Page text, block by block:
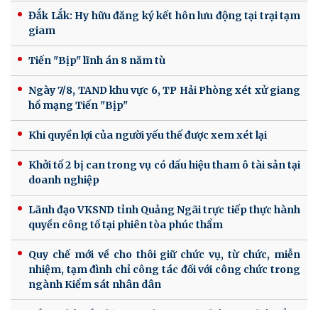
Đắk Lắk: Hy hữu đăng ký kết hôn lưu động tại trại tạm
giam
Tiến "Bịp" lĩnh án 8 năm tù
Ngày 7/8, TAND khu vực 6, TP Hải Phòng xét xử giang
hồ mạng Tiến "Bịp"
Khi quyền lợi của người yếu thế được xem xét lại
Khởi tố 2 bị can trong vụ có dấu hiệu tham ô tài sản tại
doanh nghiệp
Lãnh đạo VKSND tỉnh Quảng Ngãi trực tiếp thực hành
quyền công tố tại phiên tòa phúc thẩm
Quy chế mới về cho thôi giữ chức vụ, từ chức, miễn
nhiệm, tạm đình chỉ công tác đối với công chức trong
ngành Kiểm sát nhân dân